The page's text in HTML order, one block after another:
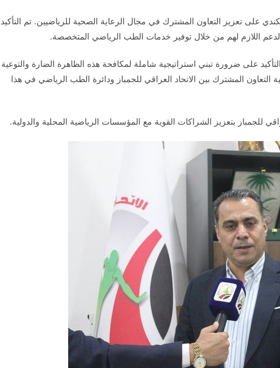
على تعزيز التعاون المشترك في مجال الرعاية الصحية للرياضيين. تم التأكيد
اللازم لهم من خلال توفير خدمات الطب الرياضي المتخصصة.
على ضرورة تبني استراتيجية شاملة لمكافحة هذه الظاهرة الضارة والتوعية
المشترك بين الاتحاد العراقي للجمباز ودائرة الطب الرياضي في هذا
للجمباز بتعزيز الشراكات القوية مع المؤسسات الرياضية المحلية والدولية.